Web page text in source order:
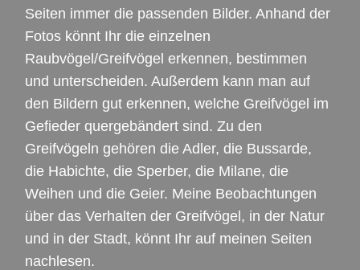
Seiten immer die passenden Bilder. Anhand der
Fotos könnt Ihr die einzelnen
Raubvögel/Greifvögel erkennen, bestimmen
und unterscheiden. Außerdem kann man auf
den Bildern gut erkennen, welche Greifvögel im
Gefieder quergebändert sind. Zu den
Greifvögeln gehören die Adler, die Bussarde,
die Habichte, die Sperber, die Milane, die
Weihen und die Geier. Meine Beobachtungen
über das Verhalten der Greifvögel, in der Natur
und in der Stadt, könnt Ihr auf meinen Seiten
nachlesen.